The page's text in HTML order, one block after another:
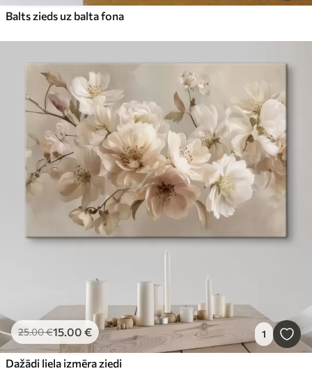
Balts zieds uz balta fona
25.00€15.00 € 1
Dažādi liela izmēra ziedi